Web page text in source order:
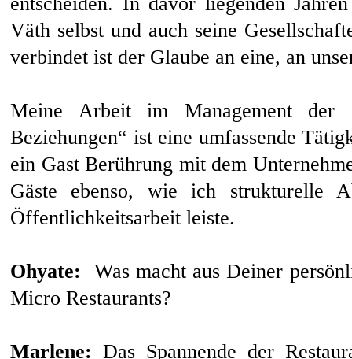
Väth selbst und auch seine
verbindet ist der Glaube an eine, an
Meine Arbeit im Management der
Beziehungen“ ist eine umfassende
ein Gast Berührung mit dem
Gäste ebenso, wie ich strukturelle
Öffentlichkeitsarbeit leiste.
Ohyate: Was macht aus Deiner
Micro Restaurants?
Marlene: Das Spannende der